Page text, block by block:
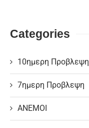
Categories
10ημερη Προβλεψη
7ημερη Προβλεψη
ΑΝΕΜΟΙ